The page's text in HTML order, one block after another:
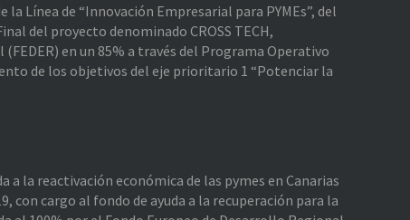
Línea de “Innovación Empresarial para PYMEs”, del
del proyecto denominado CROSS TECH,
en un 85% a través del Programa Operativo
de los objetivos del eje prioritario 1 “Potenciar la
a la reactivación económica de las pymes en Canarias
con cargo al fondo de ayuda a la recuperación para la